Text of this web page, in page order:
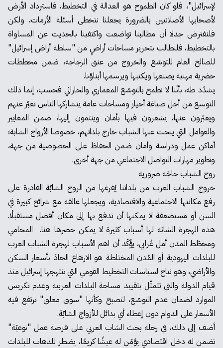
لإسرائيل"، فلو كان الطموح هو العدالة في التخطيط، فاسترداد الأرض
لأصحابها الأصلانيين بالضرورة يجعلنا نتخطى أسئلة الأزمات، ولكن
فلنفترض جدلا أن مطالبنا تواضعت واكتفينا بالحديث عن المساواة
بالتخطيط، فلنطالب بتحرير مساحات أراضٍ من "سلطة أراض إسرائيل"
للصالح العام للتوسّع والخروج من عنق الزجاجة، ضمن مخططات
حضرية مهنية يصنعها ويكتبها ويرسمها أبناؤنا.
يشدّد طه، بأنّنا لا نطمح بالتوسّع المعماري والحاراتي فحسب، إنما ذلك
التوسع من أجل صياغة أحياز ومساحات عامة يتشاركها الناس تعبّر عنهم
ويعبّرون عنها، يشعرون فيها بأمان وينتمون إليها، ضمن المعايير
والعوامل التي يبحث عنها الشباب خارج بلداتهم، خصوصا الأزواج الشابة؛
أماكن عمل ودراسة وأمان ضمن الحفاظ على الخصوصية من جهة،
وتطوير مهارات التواصل الاجتماعي من جهة أخرى.
روح الشباب حاجّة ضرورية
خروج الشباب العرب من بلداتنا يُفرغها من الروح الشابّة القادرة على
رفع مكانتها الاجتماعية والاقتصادية، ويجعلها عالقة مع شرائح كبيرة في
السن أو مستضعفة لا يمكنها أن تدفع بها إلى مكان أفضل مستقبلًا.
هذه الهجرة الشابّة لها أسباب كثيرة لا يمكن حصرها هنا. المحامي
ومخطّط المدن أمل عُرابي، يؤّكّد أن اهم الأسباب لهجرة الشباب العرب
للبلدات اليهودية أو المُدن المختلطة هو الارتفاع الحادّ بأسعار السكن
والأراضي، وهو نتاج لسياسات التخطيط القومي التي تنتهجها إسرائيل منذ
قيام الدولة والتي تتمثّل بتقييد مساحة البلدات العربية وعدم تكريس
الموارد لضمان عدم التوسّع، لتصبح وكأنها "سوق مغلق" ترتفع فيه
الأسعار على الدوام دون إعطاء أي بدائل للأزواج الشابّة.
أضف إلى ذلك، في رحلة بحث الشاب العربي على فرصة عمل "نوعيّة"
تضمن له دخل اقتصادي يؤمّن له عيشًا كريمًا، يضطر للذهاب للبلدات